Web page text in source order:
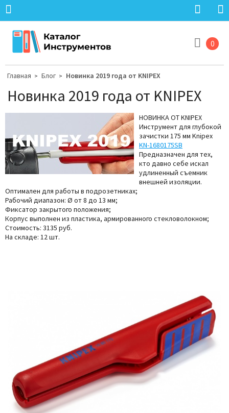
0
Главная > Блог > Новинка 2019 года от KNIPEX
Новинка 2019 года от KNIPEX
НОВИНКА ОТ KNIPEX
Инструмент для глубокой
зачистки 175 мм Knipex
KN-1680175SB
Предназначен для тех,
кто давно себе искал
удлиненный съемник
внешней изоляции.
Оптимален для работы в подрозетниках;
Рабочий диапазон: Ø от 8 до 13 мм;
Фиксатор закрытого положения;
Корпус выполнен из пластика, армированного стекловолокном;
Стоимость: 3135 руб.
На складе: 12 шт.